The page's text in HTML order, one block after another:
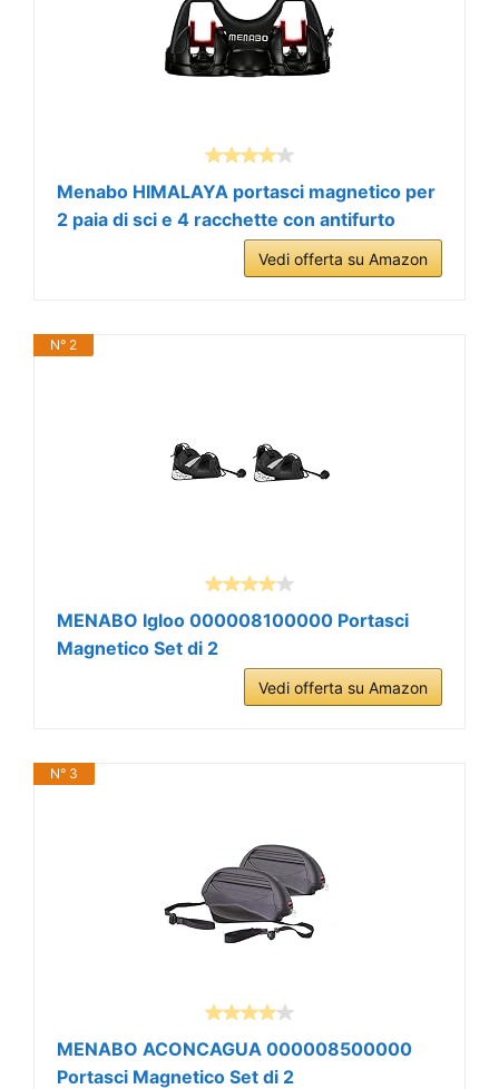
Menabo HIMALAYA portasci magnetico per
2 paia di sci e 4 racchette con antifurto
Vedi offerta su Amazon
N° 2
MENABO Igloo 000008100000 Portasci
Magnetico Set di 2
Vedi offerta su Amazon
N° 3
MENABO ACONCAGUA 000008500000
Portasci Magnetico Set di 2